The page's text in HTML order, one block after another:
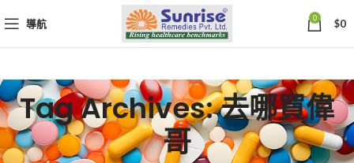
導航 0 $0
Tag Archives: 去哪買偉
哥